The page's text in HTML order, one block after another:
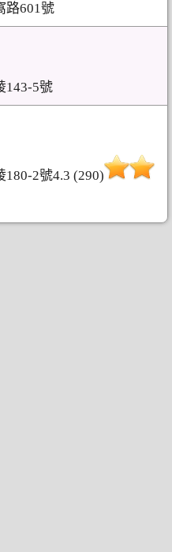
路601號
143-5號
2號4.3 (290)